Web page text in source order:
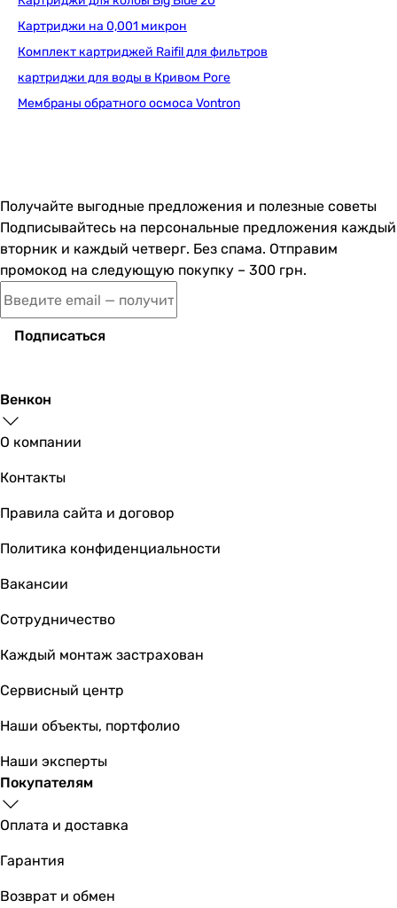
1 260
Ecosoft Absolute без минерализатора
Купить
Ecosoft Standard с минерализатором
2 257грн
1 883грн
Назначение
для системы обратного осмоса
Картриджи на 0,001 микрон
Комплект картриджей Raifil для фильтров
картриджи для воды в Кривом Роге
Мембраны обратного осмоса Vontron
Получайте выгодные предложения и полезные советы
Подписывайтесь на персональные предложения каждый
вторник и каждый четверг. Без спама. Отправим
промокод на следующую покупку – 300 грн.
Подписаться
Венкон
О компании
Контакты
Правила сайта и договор
Политика конфиденциальности
Вакансии
Сотрудничество
Каждый монтаж застрахован
Сервисный центр
Наши объекты, портфолио
Наши эксперты
Покупателям
Оплата и доставка
Гарантия
Возврат и обмен